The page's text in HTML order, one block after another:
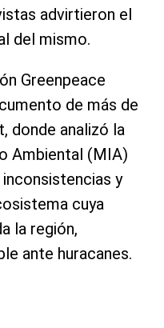
advirtieron el
del mismo.
Greenpeace
de más de
donde analizó la
Ambiental (MIA)
y
cuya
la región,
ante huracanes.